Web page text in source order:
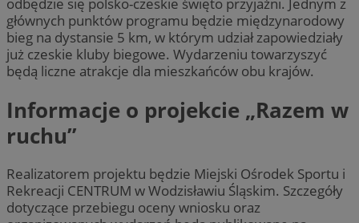
odbędzie się polsko-czeskie święto przyjaźni. Jednym z
głównych punktów programu będzie międzynarodowy
bieg na dystansie 5 km, w którym udział zapowiedziały
już czeskie kluby biegowe. Wydarzeniu towarzyszyć
będą liczne atrakcje dla mieszkańców obu krajów.
Informacje o projekcie „Razem w
ruchu”
Realizatorem projektu będzie Miejski Ośrodek Sportu i
Rekreacji CENTRUM w Wodzisławiu Śląskim. Szczegóły
dotyczące przebiegu oceny wniosku oraz